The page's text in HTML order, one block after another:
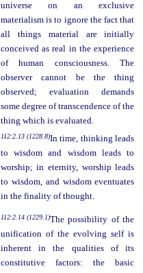
universe on an exclusive
materialism is to ignore the fact that
all things material are initially
conceived as real in the experience
of human consciousness. The
observer cannot be the thing
observed; evaluation demands
some degree of transcendence of the
thing which is evaluated.
112:2.13 (1228.8)In time, thinking leads
to wisdom and wisdom leads to
worship; in eternity, worship leads
to wisdom, and wisdom eventuates
in the finality of thought.
112:2.14 (1229.1)The possibility of the
unification of the evolving self is
inherent in the qualities of its
constitutive factors: the basic